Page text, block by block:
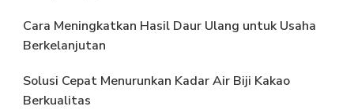
Cara Meningkatkan Hasil Daur Ulang untuk Usaha
Berkelanjutan
Solusi Cepat Menurunkan Kadar Air Biji Kakao
Berkualitas